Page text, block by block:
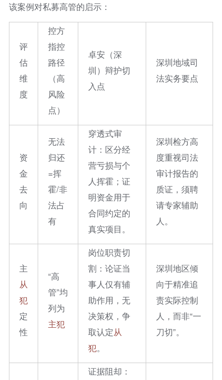
该案例对私募高管的启示：
评
估
维
度
控方
指控
路径
（高
风险
点）
卓安（深
圳）辩护切
入点
深圳地域司
法实务要点
资
金
去
向
无法
归还
=挥
霍/非
法占
有
穿透式审
计：区分经
营亏损与个
人挥霍；证
明资金用于
合同约定的
真实项目。
深圳检方高
度重视司法
审计报告的
质证，须聘
请专家辅助
人。
主
从
犯
定
性
“高
管”均
列为
主犯
岗位职责切
割：论证当
事人仅有辅
助作用，无
决策权，争
取认定从
犯。
深圳地区倾
向于精准追
责实际控制
人，而非“一
刀切”。
证据阻却：